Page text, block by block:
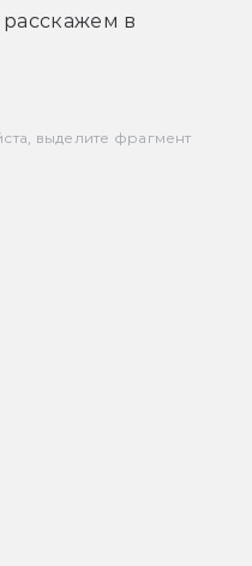
в
выделите фрагмент